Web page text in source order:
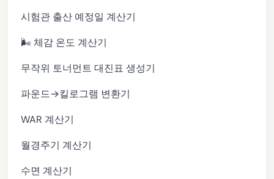
시험관 출산 예정일 계산기
🌬️ 체감 온도 계산기
무작위 토너먼트 대진표 생성기
파운드→킬로그램 변환기
WAR 계산기
월경주기 계산기
수면 계산기